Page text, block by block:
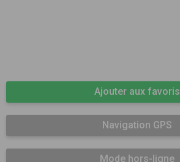
Ajouter aux favoris
Navigation GPS
Mode hors-ligne